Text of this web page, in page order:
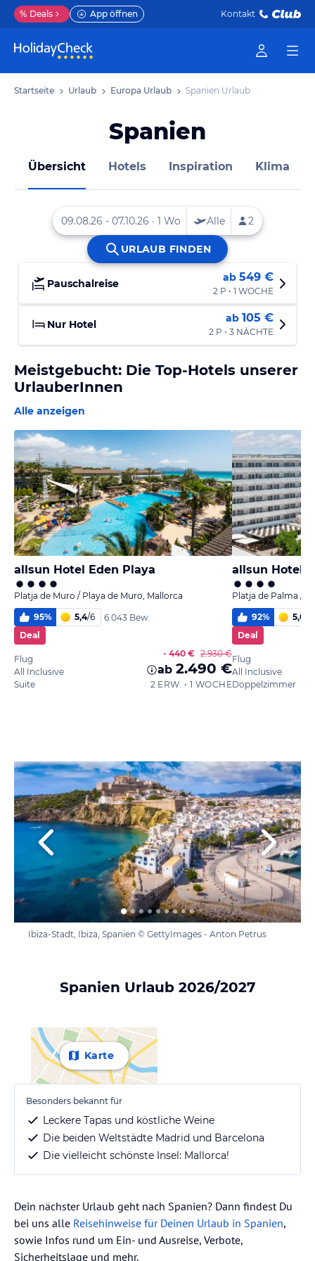
% Deals App öffnen Kontakt
Startseite Urlaub Europa Urlaub Spanien Urlaub
Spanien
Übersicht Hotels Inspiration Klima
Pauschalreise ab 549 €
2 P • 1 WOCHE
Nur Hotel ab 105 €
2 P • 3 NÄCHTE
Meistgebucht: Die Top-Hotels unserer
UrlauberInnen
Alle anzeigen
allsun Hotel Eden Playa
Platja de Muro / Playa de Muro, Mallorca
95% 5,4/6
6.043 Bew.
Deal
Flug
All Inclusive
Suite
- 440 € 2.930 €
ab 2.490 €
2 ERW. • 1 WOCHE
allsun Hotel
Platja de Palma /
92% 5,0
Deal
Flug
All Inclusive
Doppelzimmer
Ibiza-Stadt, Ibiza, Spanien © GettyImages - Anton Petrus
Spanien Urlaub 2026/2027
Besonders bekannt für
Leckere Tapas und köstliche Weine
Die beiden Weltstädte Madrid und Barcelona
Die vielleicht schönste Insel: Mallorca!
Karte
Dein nächster Urlaub geht nach Spanien? Dann findest Du
bei uns alle Reisehinweise für Deinen Urlaub in Spanien,
sowie Infos rund um Ein- und Ausreise, Verbote,
Sicherheitslage und mehr.